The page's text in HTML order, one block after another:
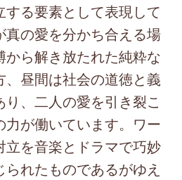
る要素として表現して
真の愛を分かち合える場
ら解き放たれた純粋な
昼間は社会の道徳と義
、二人の愛を引き裂こ
力が働いています。ワー
立を音楽とドラマで巧妙
れたものであるがゆえ